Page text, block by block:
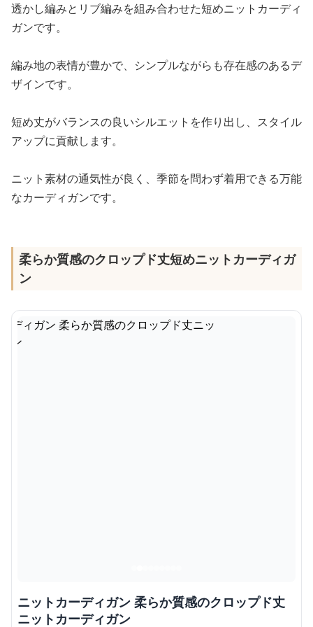
透かし編みとリブ編みを組み合わせた短めニットカーディ
ガンです。
編み地の表情が豊かで、シンプルながらも存在感のあるデ
ザインです。
短め丈がバランスの良いシルエットを作り出し、スタイル
アップに貢献します。
ニット素材の通気性が良く、季節を問わず着用できる万能
なカーディガンです。
柔らか質感のクロップド丈短めニットカーディガ
ン
ニットカーディガン 柔らか質感のクロップド丈
ニットカーディガン